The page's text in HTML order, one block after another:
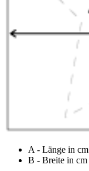
A - Länge in cm
B - Breite in cm